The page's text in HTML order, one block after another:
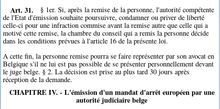
Art. 31.
§ 1er. Si, après la remise de la personne, l'autorité compétente
de l'Etat d'émission souhaite poursuivre, condamner ou priver de liberté
celle-ci pour une infraction commise avant la remise autre que celle qui a
motivé cette remise, la chambre du conseil qui a remis la personne décide
dans les conditions prévues à l'article 16 de la présente loi.
A cette fin, la personne remise pourra se faire représenter par son avocat en
Belgique s'il ne lui est pas possible de se présenter personnellement devant
le juge belge. § 2. La décision est prise au plus tard 30 jours après
réception de la demande.
CHAPITRE IV. - L'émission d'un mandat d'arrêt européen par une
autorité judiciaire belge